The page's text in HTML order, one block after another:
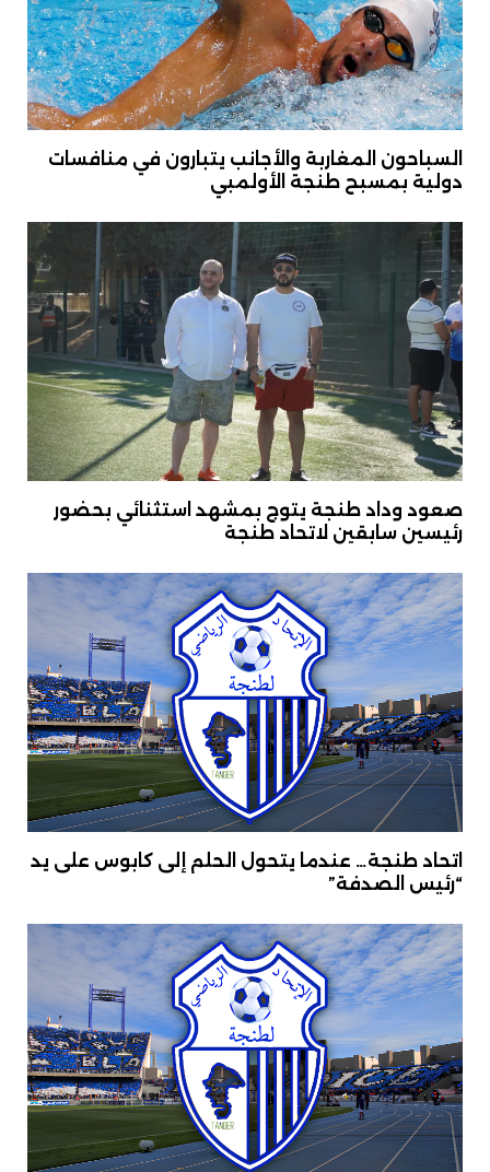
السباحون المغاربة والأجانب يتبارون في منافسات
دولية بمسبح طنجة الأولمبي
صعود وداد طنجة يتوج بمشهد استثنائي بحضور
رئيسين سابقين لاتحاد طنجة
اتحاد طنجة… عندما يتحول الحلم إلى كابوس على يد
“رئيس الصدفة”